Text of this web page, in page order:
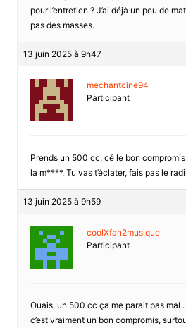
pour l’entretien ? J’ai déjà un peu de
pas des masses.
13 juin 2025 à 9h47
mechantcine94
Participant
Prends un 500 cc, cé le bon
la m****. Tu vas t’éclater, fais pas le
13 juin 2025 à 9h59
coolXfan2musique
Participant
Ouais, un 500 cc ça me parait pas mal .
c’est vraiment un bon compromis,